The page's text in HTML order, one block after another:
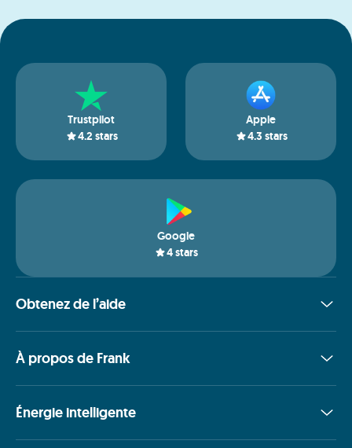
Trustpilot
4.2 stars
Apple
4.3 stars
Google
4stars
Obtenez de l’aide
À propos de Frank
Énergie intelligente